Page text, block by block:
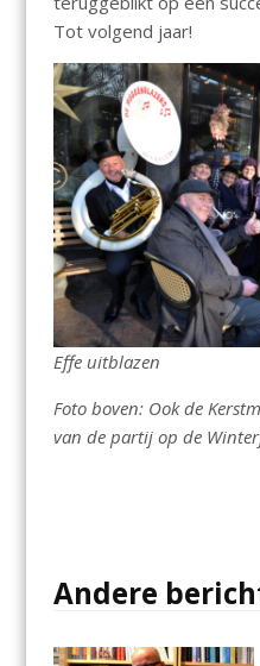
Tot volgend jaar!
Effe uitblazen
Foto boven: Ook de
van de partij op de
Andere